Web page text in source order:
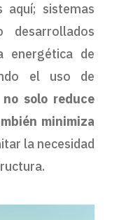
aquí; sistemas
desarrollados
energética de
el uso de
no solo reduce
minimiza
la necesidad